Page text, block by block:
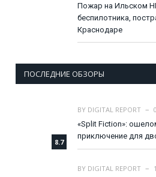
Пожар на Ильском
беспилотника,
Краснодаре
ПОСЛЕДНИЕ ОБЗОРЫ
8.7
BY DIGITAL REPORT
«Split Fiction»:
приключение для
BY DIGITAL REPORT